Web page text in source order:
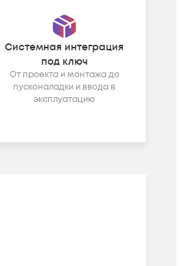
Системная интеграция
под ключ
От проекта и монтажа до
пусконаладки и ввода в
эксплуатацию